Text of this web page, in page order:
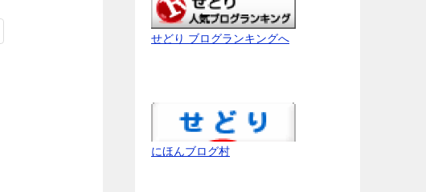
せどり ブログランキングへ
にほんブログ村